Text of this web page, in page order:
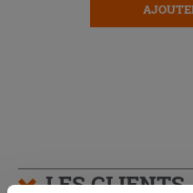
LES CLIENTS